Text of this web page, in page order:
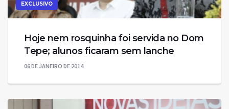
EXCLUSIVO
Hoje nem rosquinha foi servida no Dom
Tepe; alunos ficaram sem lanche
06 DE JANEIRO DE 2014